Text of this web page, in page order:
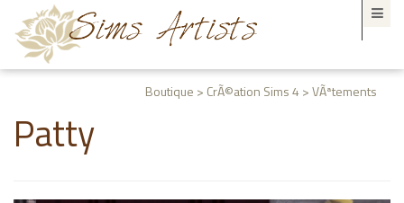
Boutique > CrÃ©ation Sims 4 > VÃªtements
Patty